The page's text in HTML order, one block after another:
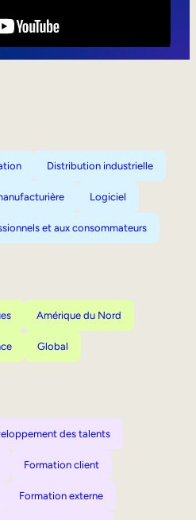
Distribution industrielle
Logiciel
et aux consommateurs
Amérique du Nord
Global
des talents
Formation client
Formation externe